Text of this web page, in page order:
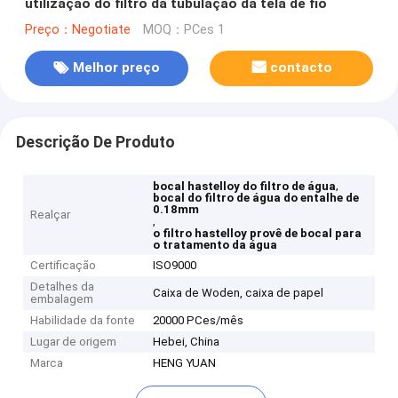
utilização do filtro da tubulação da tela de fio
Preço：Negotiate MOQ：PCes 1
Melhor preço contacto
Descrição De Produto
Realçar
bocal hastelloy do filtro de água,
bocal do filtro de água do entalhe de
0.18mm
,
o filtro hastelloy provê de bocal para
o tratamento da água
Certificação
ISO9000
Detalhes da
embalagem
Caixa de Woden, caixa de papel
Habilidade da fonte
20000 PCes/mês
Lugar de origem
Hebei, China
Marca
HENG YUAN